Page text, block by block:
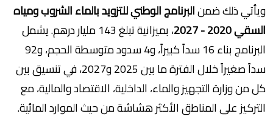
ويأتي ذلك ضمنالبرنامج الوطني للتزويد بالماء الشروب ومياه
السقي 2020 - 2027
، بميزانية تبلغ 143 مليار درهم. يشمل
البرنامج بناء 16 سداً كبيراً، و4 سدود متوسطة الحجم، و92
سداً صغيراً خلال الفترة ما بين 2025 و2027، في تنسيق بين
كل من وزارة التجهيز والماء، الداخلية، الاقتصاد والمالية، مع
التركيز على المناطق الأكثر هشاشة من حيث الموارد المائية.